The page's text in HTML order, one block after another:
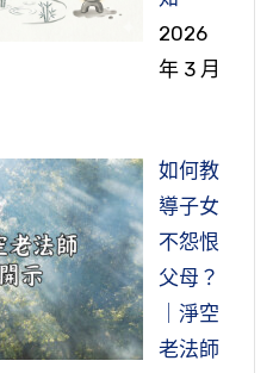
2026
年 3 月
如何教
導子女
不怨恨
父母？
｜淨空
老法師